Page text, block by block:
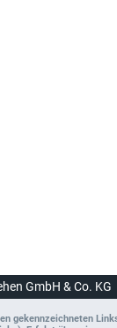
GmbH & Co. KG
gekennzeichneten